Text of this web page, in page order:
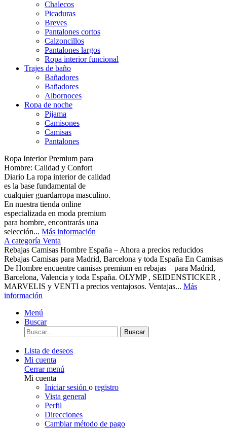
Chalecos
Picaduras
Breves
Pantalones cortos
Calzoncillos
Pantalones largos
Ropa interior funcional
Trajes de baño
Bañadores
Bañadores
Albornoces
Ropa de noche
Pijama
Camisones
Camisas
Pantalones
Ropa Interior Premium para
Hombre: Calidad y Confort
Diario La ropa interior de calidad
es la base fundamental de
cualquier guardarropa masculino.
En nuestra tienda online
especializada en moda premium
para hombre, encontrarás una
selección... Más información
A categoría Venta
Rebajas Camisas Hombre España – Ahora a precios reducidos
Rebajas Camisas para Madrid, Barcelona y toda España En Camisas
De Hombre encuentre camisas premium en rebajas – para Madrid,
Barcelona, Valencia y toda España. OLYMP , SEIDENSTICKER ,
MARVELIS y VENTI a precios ventajosos. Ventajas... Más
información
Menú
Buscar
Buscar
Lista de deseos
Mi cuenta
Cerrar menú
Mi cuenta
Iniciar sesión o registro
Vista general
Perfil
Direcciones
Cambiar método de pago